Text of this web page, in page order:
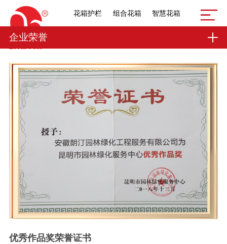
花箱护栏 组合花箱 智慧花箱
企业荣誉
优秀作品奖荣誉证书